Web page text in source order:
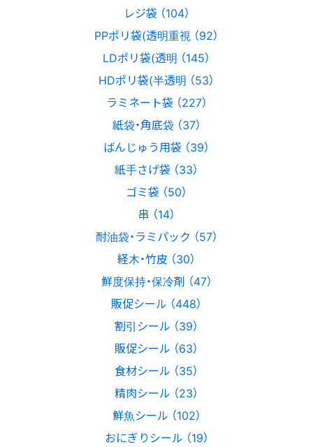
レジ袋 （104）
PPポリ袋(透明重視 （92）
LDポリ袋(透明 （145）
HDポリ袋(半透明 （53）
ラミネート袋 （227）
紙袋・角底袋 （37）
ばんじゅう用袋 （39）
紙手さげ袋 （33）
ゴミ袋 （50）
串 （14）
耐油袋・ラミパック （57）
経木・竹皮 （30）
鮮度保持・保冷剤 （47）
販促シール （448）
割引シール （39）
販促シール （63）
食材シール （35）
精肉シール （23）
鮮魚シール （102）
おにぎりシール （19）